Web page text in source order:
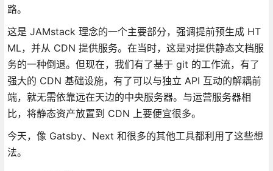
路。
这是 JAMstack 理念的一个主要部分，强调提前预生成 HT
ML，并从 CDN 提供服务。在当时，这是对提供静态文档服
务的一种倒退。但现在，我们有了基于 git 的工作流，有了
强大的 CDN 基础设施，有了可以与独立 API 互动的解耦前
端，就无需依靠远在天边的中央服务器。与运营服务器相
比，将静态资产放置到 CDN 上要便宜很多。
今天，像 Gatsby、Next 和很多的其他工具都利用了这些想
法。